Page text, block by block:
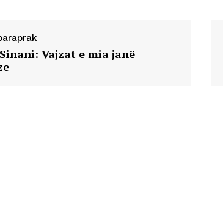
Vajzat e mia janë